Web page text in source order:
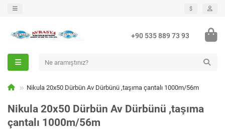
$
+90 535 889 73 93
Nikula 20x50 Dürbün Av Dürbünü ,taşıma çantalı 1000m/56m
Nikula 20x50 Dürbün Av Dürbünü ,taşıma
çantalı 1000m/56m